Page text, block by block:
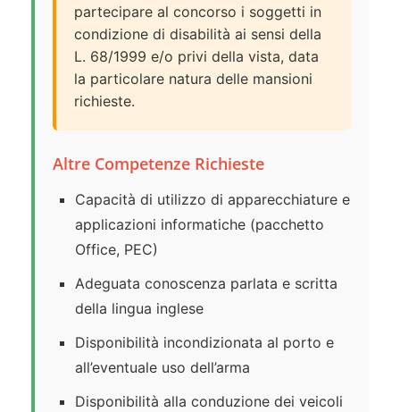
partecipare al concorso i soggetti in
condizione di disabilità ai sensi della
L. 68/1999 e/o privi della vista, data
la particolare natura delle mansioni
richieste.
Altre Competenze Richieste
Capacità di utilizzo di apparecchiature e
applicazioni informatiche (pacchetto
Office, PEC)
Adeguata conoscenza parlata e scritta
della lingua inglese
Disponibilità incondizionata al porto e
all’eventuale uso dell’arma
Disponibilità alla conduzione dei veicoli